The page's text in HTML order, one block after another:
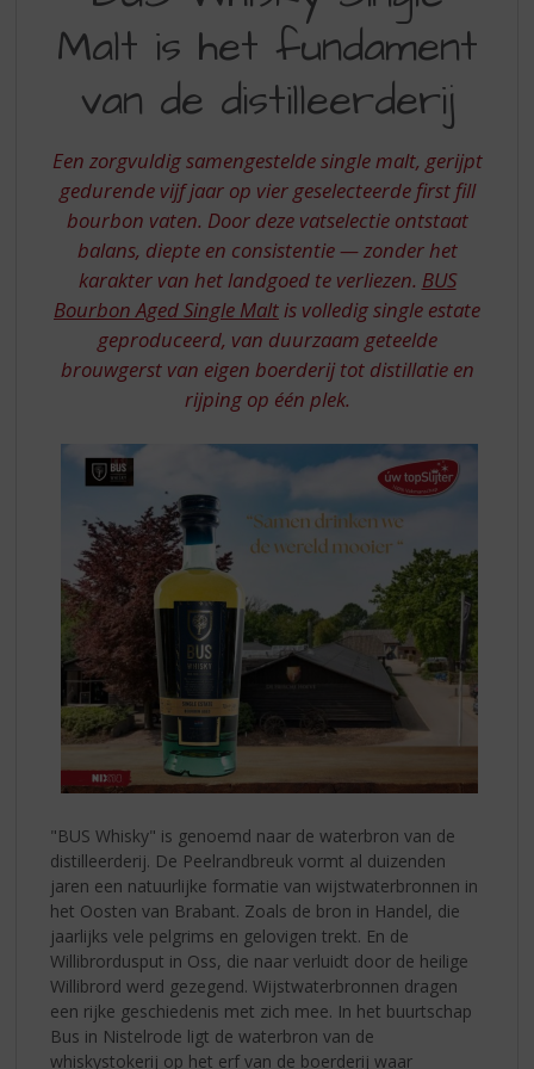
SINGLE
HET
FUNDAMENT
VAN
DE
DISTILLEERDERIJ
Malt is het fundament
van de distilleerderij
Een zorgvuldig samengestelde single malt, gerijpt
gedurende vijf jaar op vier geselecteerde first fill
bourbon vaten. Door deze vatselectie ontstaat
balans, diepte en consistentie — zonder het
karakter van het landgoed te verliezen. BUS
Bourbon Aged Single Maltis volledig single estate
geproduceerd, van duurzaam geteelde
brouwgerst van eigen boerderij tot distillatie en
rijping op één plek.
"BUS Whisky" is genoemd naar de waterbron van de
distilleerderij. De Peelrandbreuk vormt al duizenden
jaren een natuurlijke formatie van wijstwaterbronnen in
het Oosten van Brabant. Zoals de bron in Handel, die
jaarlijks vele pelgrims en gelovigen trekt. En de
Willibrordusput in Oss, die naar verluidt door de heilige
Willibrord werd gezegend. Wijstwaterbronnen dragen
een rijke geschiedenis met zich mee. In het buurtschap
Bus in Nistelrode ligt de waterbron van de
whiskystokerij op het erf van de boerderij waar